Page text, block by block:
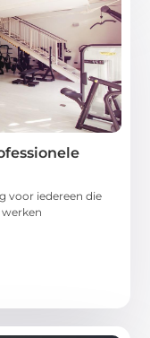
voor iedereen die